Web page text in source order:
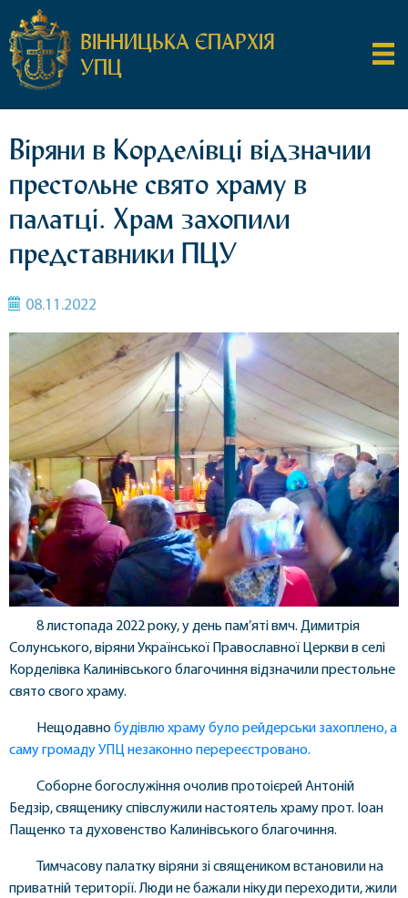
ВІННИЦЬКА ЄПАРХІЯ
УПЦ
Віряни в Корделівці відзначии
престольне свято храму в
палатці. Храм захопили
представники ПЦУ
08.11.2022
8 листопада 2022 року, у день пам’яті вмч. Димитрія
Солунського, віряни Української Православної Церкви в селі
Корделівка Калинівського благочиння відзначили престольне
свято свого храму.
Нещодавно будівлю храму було рейдерськи захоплено, а
саму громаду УПЦ незаконно перереєстровано.
Соборне богослужіння очолив протоієрей Антоній
Бедзір, священику співслужили настоятель храму прот. Іоан
Пащенко та духовенство Калинівського благочиння.
Тимчасову палатку віряни зі священиком встановили на
приватній території. Люди не бажали нікуди переходити, жили